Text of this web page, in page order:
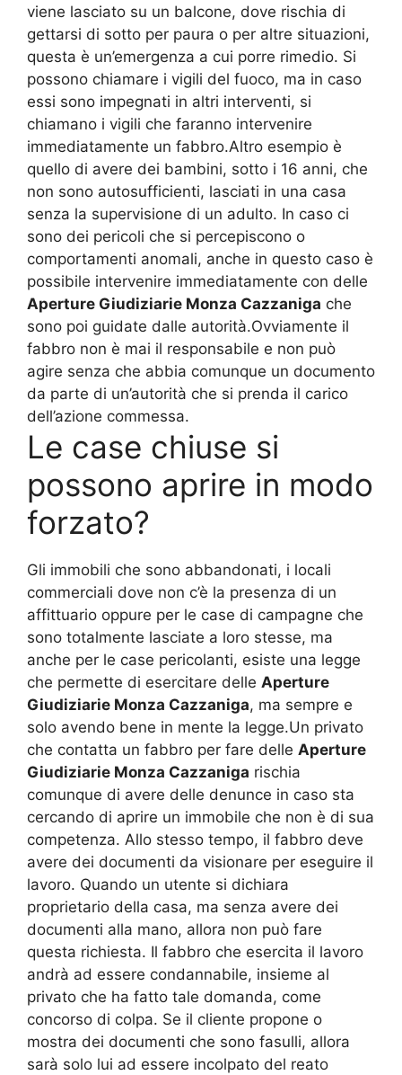
viene lasciato su un balcone, dove rischia di
gettarsi di sotto per paura o per altre situazioni,
questa è un’emergenza a cui porre rimedio. Si
possono chiamare i vigili del fuoco, ma in caso
essi sono impegnati in altri interventi, si
chiamano i vigili che faranno intervenire
immediatamente un fabbro.Altro esempio è
quello di avere dei bambini, sotto i 16 anni, che
non sono autosufficienti, lasciati in una casa
senza la supervisione di un adulto. In caso ci
sono dei pericoli che si percepiscono o
comportamenti anomali, anche in questo caso è
possibile intervenire immediatamente con delle
Aperture Giudiziarie Monza Cazzaniga che
sono poi guidate dalle autorità.Ovviamente il
fabbro non è mai il responsabile e non può
agire senza che abbia comunque un documento
da parte di un’autorità che si prenda il carico
dell’azione commessa.
Le case chiuse si
possono aprire in modo
forzato?
Gli immobili che sono abbandonati, i locali
commerciali dove non c’è la presenza di un
affittuario oppure per le case di campagne che
sono totalmente lasciate a loro stesse, ma
anche per le case pericolanti, esiste una legge
che permette di esercitare delle Aperture
Giudiziarie Monza Cazzaniga, ma sempre e
solo avendo bene in mente la legge.Un privato
che contatta un fabbro per fare delle Aperture
Giudiziarie Monza Cazzaniga rischia
comunque di avere delle denunce in caso sta
cercando di aprire un immobile che non è di sua
competenza. Allo stesso tempo, il fabbro deve
avere dei documenti da visionare per eseguire il
lavoro. Quando un utente si dichiara
proprietario della casa, ma senza avere dei
documenti alla mano, allora non può fare
questa richiesta. Il fabbro che esercita il lavoro
andrà ad essere condannabile, insieme al
privato che ha fatto tale domanda, come
concorso di colpa. Se il cliente propone o
mostra dei documenti che sono fasulli, allora
sarà solo lui ad essere incolpato del reato